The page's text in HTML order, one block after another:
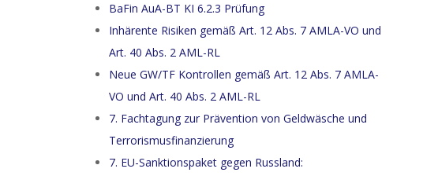
BaFin AuA-BT KI 6.2.3 Prüfung
Inhärente Risiken gemäß Art. 12 Abs. 7 AMLA-VO und
Art. 40 Abs. 2 AML-RL
Neue GW/TF Kontrollen gemäß Art. 12 Abs. 7 AMLA-
VO und Art. 40 Abs. 2 AML-RL
7. Fachtagung zur Prävention von Geldwäsche und
Terrorismusfinanzierung
7. EU-Sanktionspaket gegen Russland: